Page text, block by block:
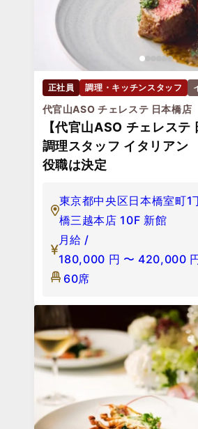
正社員 調理・キッチンスタッフ
代官山ASO チェレステ 日本橋店
【代官山ASO チェレステ
調理スタッフ イタリア
役職は決定
東京都中央区日本橋室町1
橋三越本店 10F 新館
月給 /
180,000 円 〜 420,000
60席